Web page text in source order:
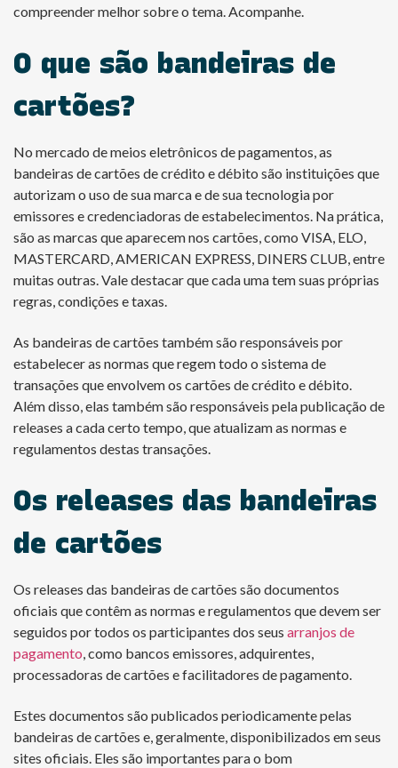
compreender melhor sobre o tema. Acompanhe.
O que são bandeiras de
cartões?
No mercado de meios eletrônicos de pagamentos, as
bandeiras de cartões de crédito e débito são instituições que
autorizam o uso de sua marca e de sua tecnologia por
emissores e credenciadoras de estabelecimentos. Na prática,
são as marcas que aparecem nos cartões, como VISA, ELO,
MASTERCARD, AMERICAN EXPRESS, DINERS CLUB, entre
muitas outras. Vale destacar que cada uma tem suas próprias
regras, condições e taxas.
As bandeiras de cartões também são responsáveis por
estabelecer as normas que regem todo o sistema de
transações que envolvem os cartões de crédito e débito.
Além disso, elas também são responsáveis pela publicação de
releases a cada certo tempo, que atualizam as normas e
regulamentos destas transações.
Os releases das bandeiras
de cartões
Os releases das bandeiras de cartões são documentos
oficiais que contêm as normas e regulamentos que devem ser
seguidos por todos os participantes dos seus arranjos de
pagamento, como bancos emissores, adquirentes,
processadoras de cartões e facilitadores de pagamento.
Estes documentos são publicados periodicamente pelas
bandeiras de cartões e, geralmente, disponibilizados em seus
sites oficiais. Eles são importantes para o bom